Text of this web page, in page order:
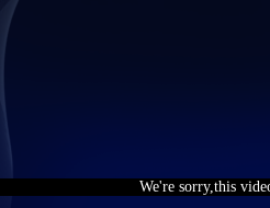
We're sorry,this